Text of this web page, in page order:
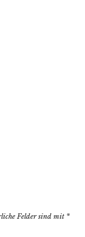
Felder sind mit *